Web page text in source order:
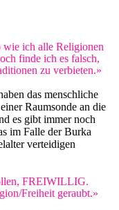
wie ich alle Religionen
finde ich es falsch,
zu verbieten.»
das menschliche
Raumsonde an die
es gibt immer noch
im Falle der Burka
verteidigen
FREIWILLIG.
Freiheit geraubt.»